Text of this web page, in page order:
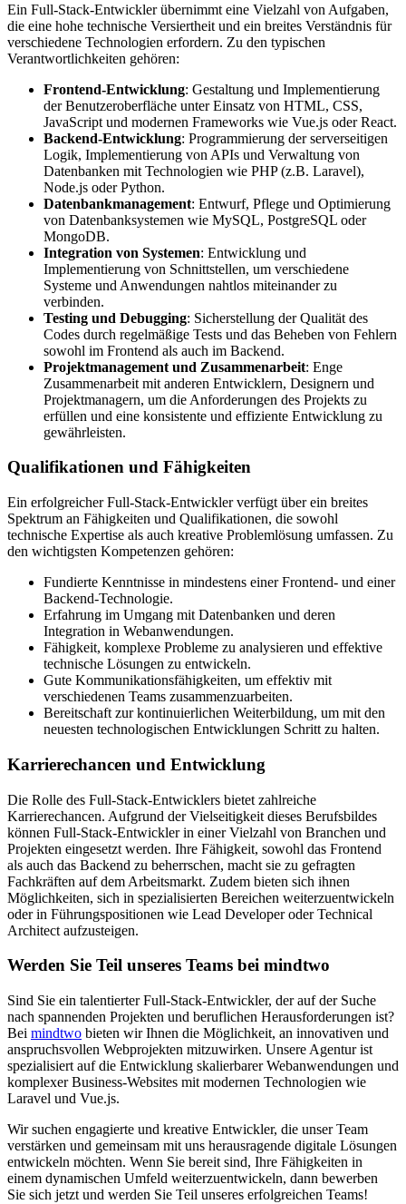
Ein Full-Stack-Entwickler übernimmt eine Vielzahl von Aufgaben,
die eine hohe technische Versiertheit und ein breites Verständnis für
verschiedene Technologien erfordern. Zu den typischen
Verantwortlichkeiten gehören:
Frontend-Entwicklung: Gestaltung und Implementierung
der Benutzeroberfläche unter Einsatz von HTML, CSS,
JavaScript und modernen Frameworks wie Vue.js oder React.
Backend-Entwicklung: Programmierung der serverseitigen
Logik, Implementierung von APIs und Verwaltung von
Datenbanken mit Technologien wie PHP (z.B. Laravel),
Node.js oder Python.
Datenbankmanagement: Entwurf, Pflege und Optimierung
von Datenbanksystemen wie MySQL, PostgreSQL oder
MongoDB.
Integration von Systemen: Entwicklung und
Implementierung von Schnittstellen, um verschiedene
Systeme und Anwendungen nahtlos miteinander zu
verbinden.
Testing und Debugging: Sicherstellung der Qualität des
Codes durch regelmäßige Tests und das Beheben von Fehlern
sowohl im Frontend als auch im Backend.
Projektmanagement und Zusammenarbeit: Enge
Zusammenarbeit mit anderen Entwicklern, Designern und
Projektmanagern, um die Anforderungen des Projekts zu
erfüllen und eine konsistente und effiziente Entwicklung zu
gewährleisten.
Qualifikationen und Fähigkeiten
Ein erfolgreicher Full-Stack-Entwickler verfügt über ein breites
Spektrum an Fähigkeiten und Qualifikationen, die sowohl
technische Expertise als auch kreative Problemlösung umfassen. Zu
den wichtigsten Kompetenzen gehören:
Fundierte Kenntnisse in mindestens einer Frontend- und einer
Backend-Technologie.
Erfahrung im Umgang mit Datenbanken und deren
Integration in Webanwendungen.
Fähigkeit, komplexe Probleme zu analysieren und effektive
technische Lösungen zu entwickeln.
Gute Kommunikationsfähigkeiten, um effektiv mit
verschiedenen Teams zusammenzuarbeiten.
Bereitschaft zur kontinuierlichen Weiterbildung, um mit den
neuesten technologischen Entwicklungen Schritt zu halten.
Karrierechancen und Entwicklung
Die Rolle des Full-Stack-Entwicklers bietet zahlreiche
Karrierechancen. Aufgrund der Vielseitigkeit dieses Berufsbildes
können Full-Stack-Entwickler in einer Vielzahl von Branchen und
Projekten eingesetzt werden. Ihre Fähigkeit, sowohl das Frontend
als auch das Backend zu beherrschen, macht sie zu gefragten
Fachkräften auf dem Arbeitsmarkt. Zudem bieten sich ihnen
Möglichkeiten, sich in spezialisierten Bereichen weiterzuentwickeln
oder in Führungspositionen wie Lead Developer oder Technical
Architect aufzusteigen.
Werden Sie Teil unseres Teams bei mindtwo
Sind Sie ein talentierter Full-Stack-Entwickler, der auf der Suche
nach spannenden Projekten und beruflichen Herausforderungen ist?
Bei mindtwo bieten wir Ihnen die Möglichkeit, an innovativen und
anspruchsvollen Webprojekten mitzuwirken. Unsere Agentur ist
spezialisiert auf die Entwicklung skalierbarer Webanwendungen und
komplexer Business-Websites mit modernen Technologien wie
Laravel und Vue.js.
Wir suchen engagierte und kreative Entwickler, die unser Team
verstärken und gemeinsam mit uns herausragende digitale Lösungen
entwickeln möchten. Wenn Sie bereit sind, Ihre Fähigkeiten in
einem dynamischen Umfeld weiterzuentwickeln, dann bewerben
Sie sich jetzt und werden Sie Teil unseres erfolgreichen Teams!